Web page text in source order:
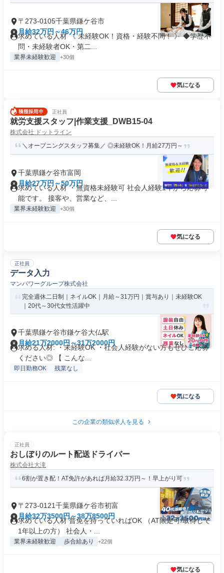
〒273-0105千葉県鎌ケ谷市
月給32万円～46万円
求めている人材 《 未経験OK！資格・経験不問！ 》 ◆学歴不
問・未経験者OK・第二...
業界未経験歓迎 +30個
気になる
正社員
就労支援スタッフ|作業支援_DWB15-04
株式会社 ドットライン
＼オープニングスタッフ募集／ ◎未経験OK！月給27万円～
千葉県鎌ケ谷市富岡
月給27万円～50万円
求めている人材 ・無資格未経験可 社会人経験1年から応募可
能です。 接客や、営業など、...
業界未経験歓迎 +30個
気になる
正社員
データ入力
マンパワーグループ株式会社
完全週休二日制｜ネイルOK｜月給～31万円｜賞与あり｜未経験OK
｜20代～30代女性活躍中
千葉県鎌ケ谷市鎌ケ谷大仏駅
月給21万2000円～31万2000円
求める人材: ・未経験OK ・社会人経験がない方もぜひご応募
ください◎ 【 こんな...
即日勤務OK 残業なし
気になる
この企業の類似求人を見る
正社員
おしぼりのルート配送ドライバー
株式会社大滝
6割が置き配！AT免許があれば月給32.3万円～！早上がり可
〒273-0121千葉県鎌ケ谷市初富
月給32万3500円～38万8500円
求めている人材 普免を持っていればOK （AT限定可/取得して
1年以上の方） 社会人・...
業界未経験歓迎 歩合給あり +22個
気になる